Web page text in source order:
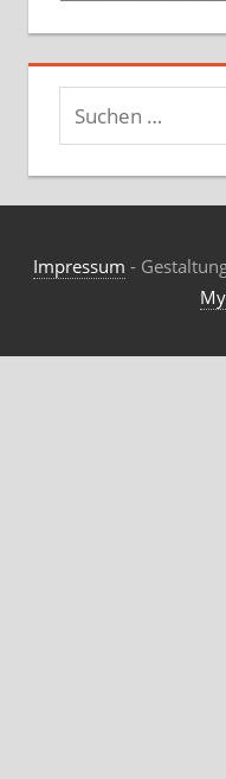
Suchen
nach:
Impressum -